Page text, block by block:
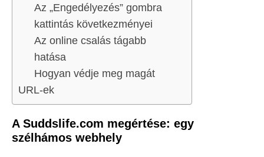
Az „Engedélyezés” gombra
kattintás következményei
Az online csalás tágabb
hatása
Hogyan védje meg magát
URL-ek
A Suddslife.com megértése: egy
szélhámos webhely